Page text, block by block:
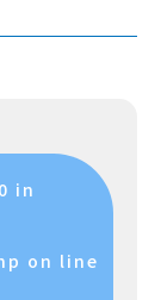
in
on line